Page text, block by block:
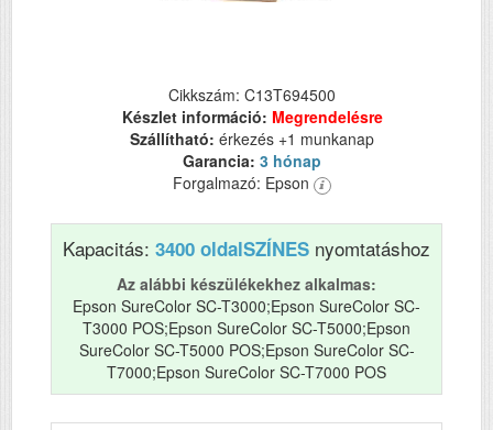
Cikkszám: C13T694500
Készlet információ: Megrendelésre
Szállítható: érkezés +1 munkanap
Garancia: 3 hónap
Forgalmazó: Epson
Kapacitás: 3400 oldalSZÍNES nyomtatáshoz
Az alábbi készülékekhez alkalmas:
Epson SureColor SC-T3000;Epson SureColor SC-
T3000 POS;Epson SureColor SC-T5000;Epson
SureColor SC-T5000 POS;Epson SureColor SC-
T7000;Epson SureColor SC-T7000 POS